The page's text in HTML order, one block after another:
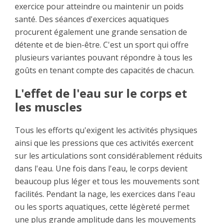
exercice pour atteindre ou maintenir un poids
santé. Des séances d'exercices aquatiques
procurent également une grande sensation de
détente et de bien-être. C'est un sport qui offre
plusieurs variantes pouvant répondre à tous les
goûts en tenant compte des capacités de chacun.
L'effet de l'eau sur le corps et
les muscles
Tous les efforts qu'exigent les activités physiques
ainsi que les pressions que ces activités exercent
sur les articulations sont considérablement réduits
dans l'eau. Une fois dans l'eau, le corps devient
beaucoup plus léger et tous les mouvements sont
facilités. Pendant la nage, les exercices dans l'eau
ou les sports aquatiques, cette légèreté permet
une plus grande amplitude dans les mouvements